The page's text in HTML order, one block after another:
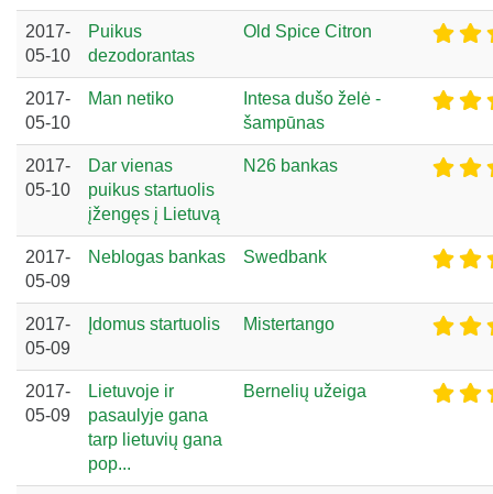
2017-
05-10
Puikus
dezodorantas
Old Spice Citron
2017-
05-10
Man netiko
Intesa dušo želė -
šampūnas
2017-
05-10
Dar vienas
puikus startuolis
įžengęs į Lietuvą
N26 bankas
2017-
05-09
Neblogas bankas Swedbank
2017-
05-09
Įdomus startuolis Mistertango
2017-
05-09
Lietuvoje ir
pasaulyje gana
tarp lietuvių gana
pop...
Bernelių užeiga